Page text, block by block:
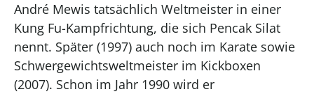
André Mewis tatsächlich Weltmeister in einer
Kung Fu-Kampfrichtung, die sich Pencak Silat
nennt. Später (1997) auch noch im Karate sowie
Schwergewichtsweltmeister im Kickboxen
(2007). Schon im Jahr 1990 wird er